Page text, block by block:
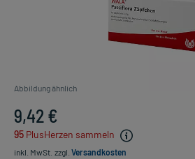
Abbildung ähnlich
9,42 €
95 PlusHerzen sammeln
inkl. MwSt. zzgl. Versandkosten